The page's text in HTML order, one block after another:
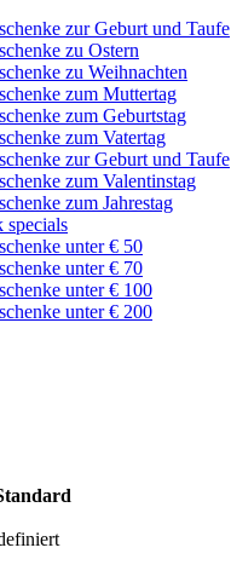
zur Geburt und Taufe
zu Ostern
zu Weihnachten
zum Muttertag
zum Geburtstag
zum Vatertag
zur Geburt und Taufe
zum Valentinstag
zum Jahrestag
specials
unter € 50
unter € 70
unter € 100
unter € 200